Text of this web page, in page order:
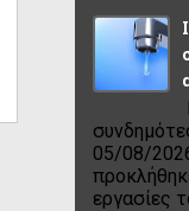
05/08/
εργασίες